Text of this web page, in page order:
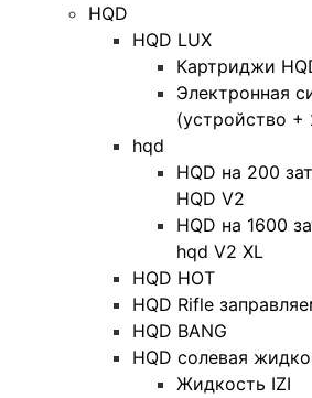
HQD
HQD LUX
Картриджи
Электронная
(устройство +
hqd
HQD на 200
HQD V2
HQD на 1600
hqd V2 XL
HQD HOT
HQD Rifle
HQD BANG
HQD солевая
Жидкость IZI